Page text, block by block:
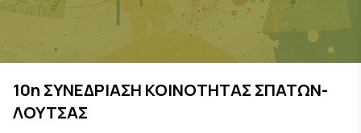
10η ΣΥΝΕΔΡΙΑΣΗ ΚΟΙΝΟΤΗΤΑΣ ΣΠΑΤΩΝ-
ΛΟΥΤΣΑΣ